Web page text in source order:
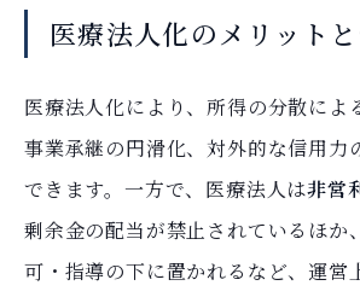
医療法人化のメリット
医療法人化により、所得の分散によ
事業承継の円滑化、対外的な信用力
できます。一方で、医療法人は非営
剰余金の配当が禁止されているほか
可・指導の下に置かれるなど、運営